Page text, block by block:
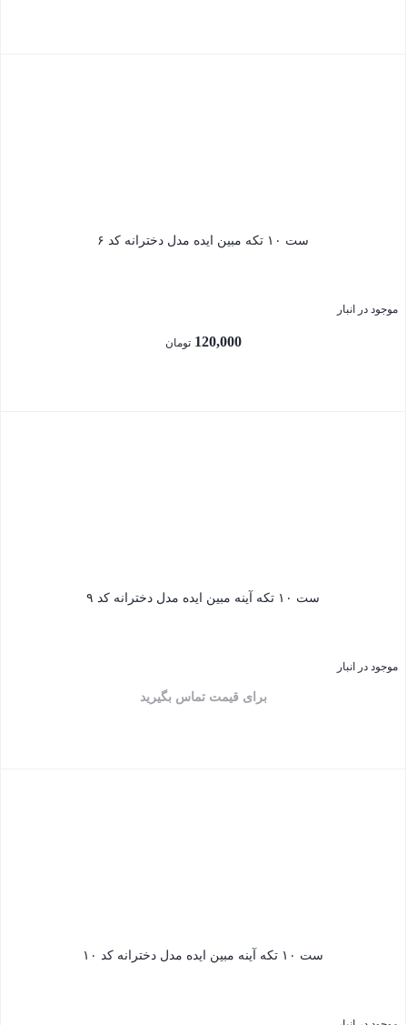
ست ۱۰ تکه مبین ایده مدل دخترانه کد ۶
موجود در انبار
120,000 تومان
ست ۱۰ تکه آینه مبین ایده مدل دخترانه کد ۹
موجود در انبار
برای قیمت تماس بگیرید
ست ۱۰ تکه آینه مبین ایده مدل دخترانه کد ۱۰